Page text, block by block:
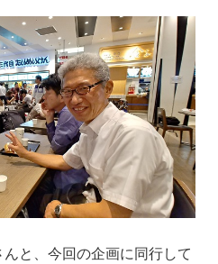
と、今回の企画に同行して